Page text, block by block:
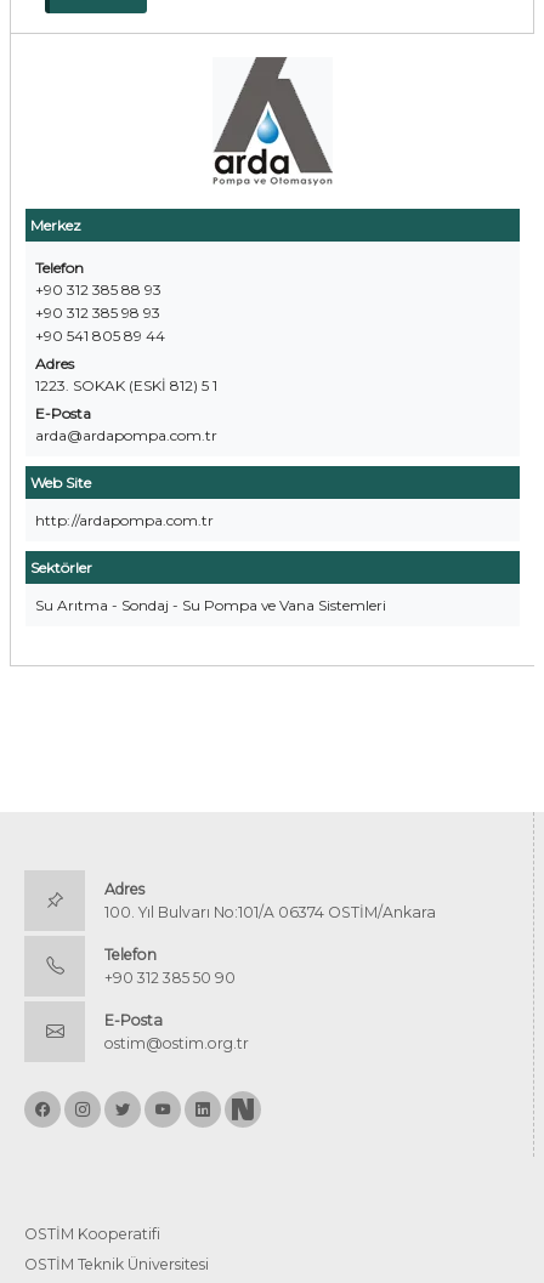
Merkez
Telefon
+90 312 385 88 93
+90 312 385 98 93
+90 541 805 89 44
Adres
1223. SOKAK (ESKİ 812) 5 1
E-Posta
arda@ardapompa.com.tr
Web Site
http://ardapompa.com.tr
Sektörler
Su Arıtma - Sondaj - Su Pompa ve Vana Sistemleri
Adres
100. Yıl Bulvarı No:101/A 06374 OSTİM/Ankara
Telefon
+90 312 385 50 90
E-Posta
ostim@ostim.org.tr
OSTİM Kooperatifi
OSTİM Teknik Üniversitesi